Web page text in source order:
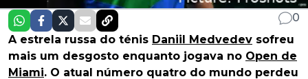
0
A estrela russa do ténis Daniil Medvedev sofreu
mais um desgosto enquanto jogava no Open de
Miami. O atual número quatro do mundo perdeu